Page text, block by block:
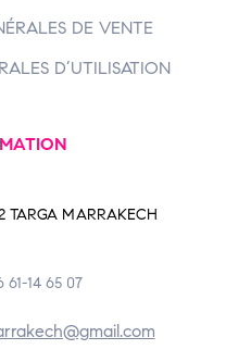
DE VENTE
D’UTILISATION
TARGA MARRAKECH
61-14 65 07